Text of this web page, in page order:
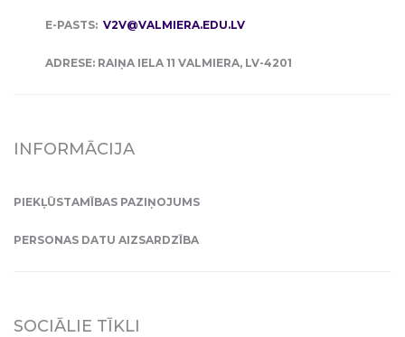
E-PASTS: V2V@VALMIERA.EDU.LV
ADRESE: RAIŅA IELA 11 VALMIERA, LV-4201
INFORMĀCIJA
PIEKĻŪSTAMĪBAS PAZIŅOJUMS
PERSONAS DATU AIZSARDZĪBA
SOCIĀLIE TĪKLI